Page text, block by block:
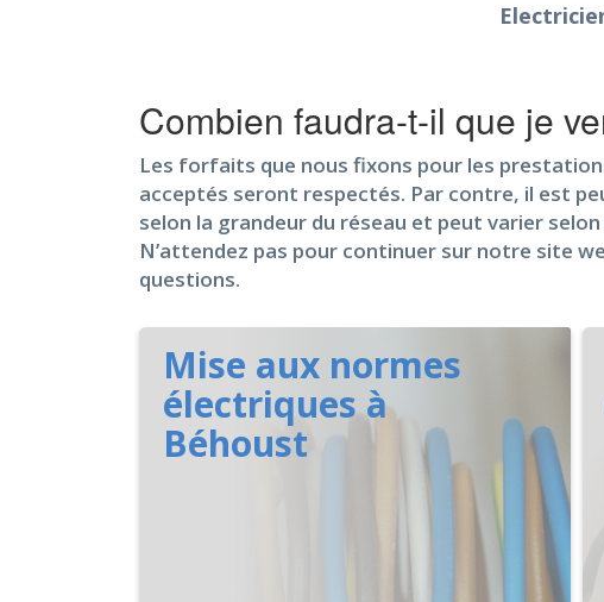
Combien faudra-t-il que je
Les forfaits que nous fixons pour les
acceptés seront respectés. Par contre, il est
selon la grandeur du réseau et peut varier
N’attendez pas pour continuer sur notre site
questions.
Mise aux normes
électriques à
Béhoust